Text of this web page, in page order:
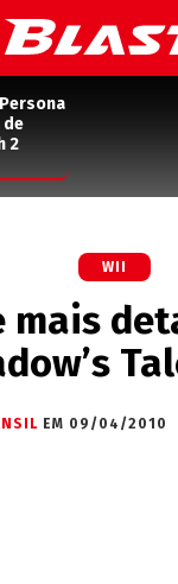
de
2
WII
mais
EM 09/04/2010